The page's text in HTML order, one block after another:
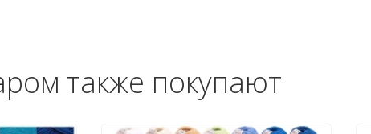
также покупают